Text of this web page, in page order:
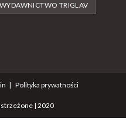
WYDAWNICTWO TRIGLAV
Polityka prywatności
| 2020